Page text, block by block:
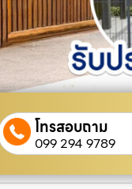
โทรสอบถาม
099 294 9789